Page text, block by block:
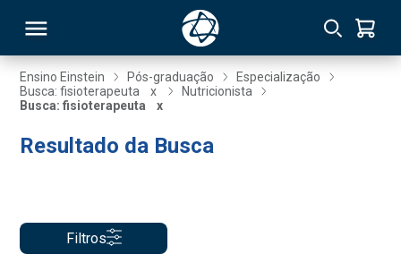
Ensino Einstein Pós-graduação
Especialização
Busca: fisioterapeuta
x
Nutricionista
Busca: fisioterapeuta
x
Resultado da Busca
Filtros